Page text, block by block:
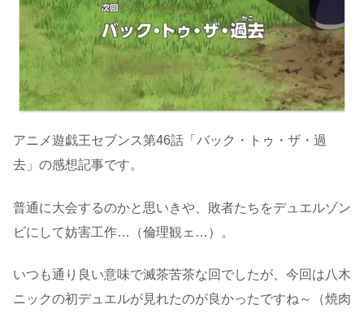
アニメ遊戯王セブンス第46話「バック・トゥ・ザ・過
去」の感想記事です。
普通に大会するのかと思いきや、敗者たちをデュエルゾン
ビにして妨害工作…（倫理観ェ…）。
いつも通り良い意味で滅茶苦茶な回でしたが、今回は八木
ニックの初デュエルが見れたのが良かったですね～（焼肉